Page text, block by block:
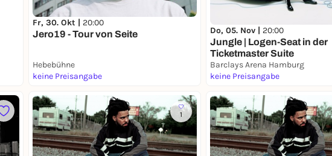
Fr, 30. Okt | 20:00
Jero19 - Tour von Seite
Hebebühne
keine Preisangabe
Do, 05. Nov | 20:00
Jungle | Logen-Seat in der
Ticketmaster Suite
Barclays Arena Hamburg
keine Preisangabe
1